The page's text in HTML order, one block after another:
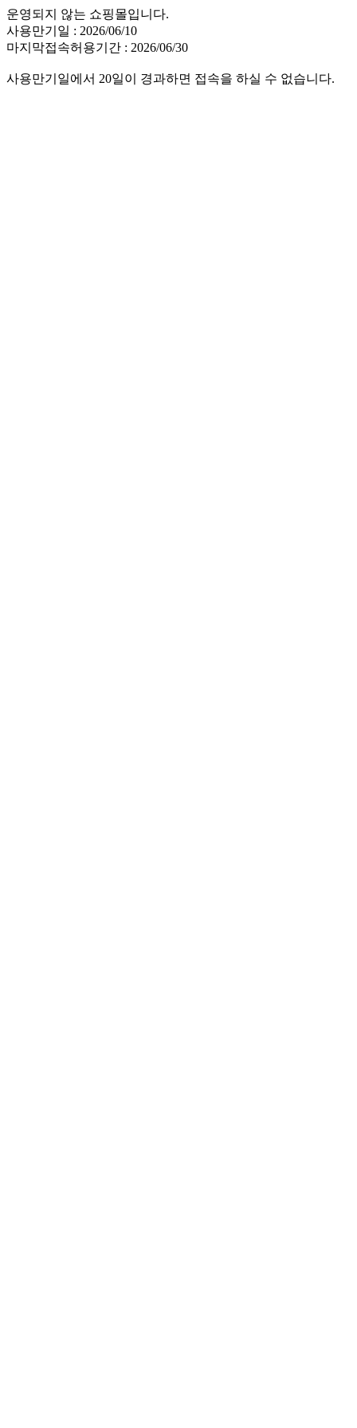
운영되지 않는 쇼핑몰입니다.
사용만기일 : 2026/06/10
마지막접속허용기간 : 2026/06/30
사용만기일에서 20일이 경과하면 접속을 하실 수 없습니다.